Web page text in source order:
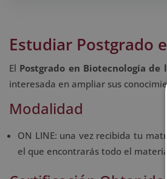
Estudiar Postgrado
El Postgrado en Biotecnología de
interesada en ampliar sus
Modalidad
ON LINE: una vez recibida tu
el que encontrarás todo el